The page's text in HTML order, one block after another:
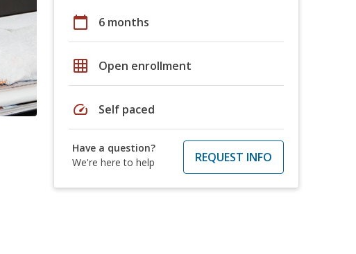
calendar_today 6 months
grid_on Open enrollment
speed Self paced
Have a question?
We're here to help
REQUEST INFO